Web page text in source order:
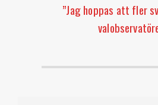
”Jag hoppas att fler